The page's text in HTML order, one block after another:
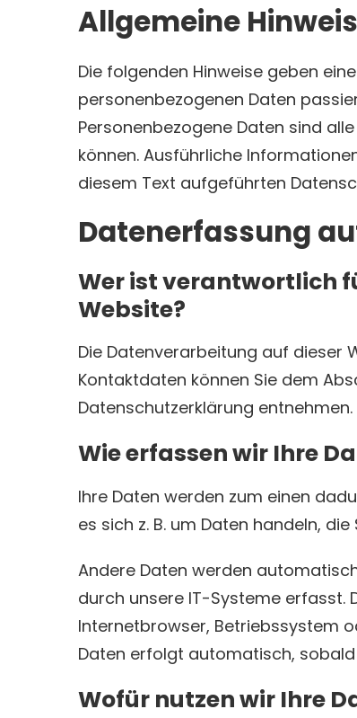
Allgemeine
Die folgenden Hinweise geben
personenbezogenen Daten
Personenbezogene Daten sind
können. Ausführliche
diesem Text aufgeführten
Datenerfassung
Wer ist verantwortlich
Website?
Die Datenverarbeitung auf dieser
Kontaktdaten können Sie dem
Datenschutzerklärung entnehmen.
Wie erfassen wir Ihre
Ihre Daten werden zum einen
es sich z. B. um Daten handeln,
Andere Daten werden
durch unsere IT-Systeme erfasst.
Internetbrowser, Betriebssystem
Daten erfolgt automatisch,
Wofür nutzen wir Ihre